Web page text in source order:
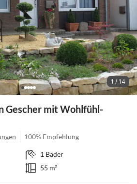
1 / 14
Gescher mit Wohlfühl-
100% Empfehlung
1 Bäder
55 m²